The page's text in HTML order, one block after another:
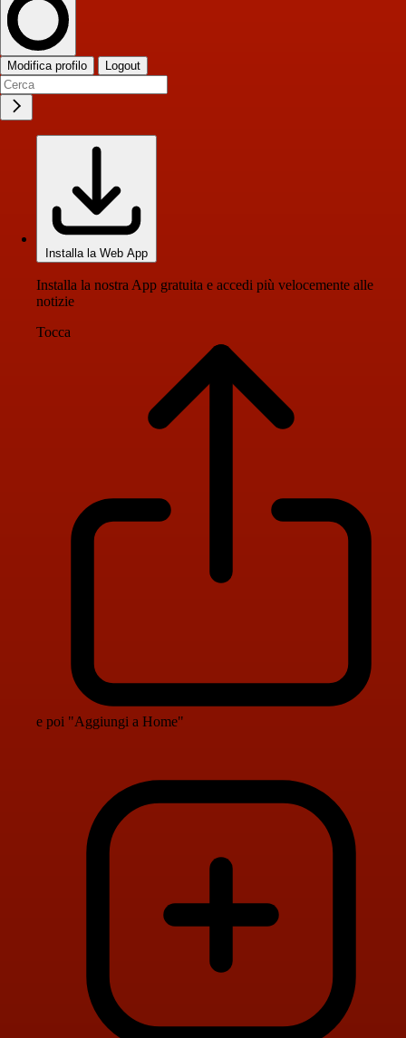
Modifica profilo Logout
Installa la Web App
Installa la nostra App gratuita e accedi più velocemente alle
notizie
Tocca
e poi "Aggiungi a Home"